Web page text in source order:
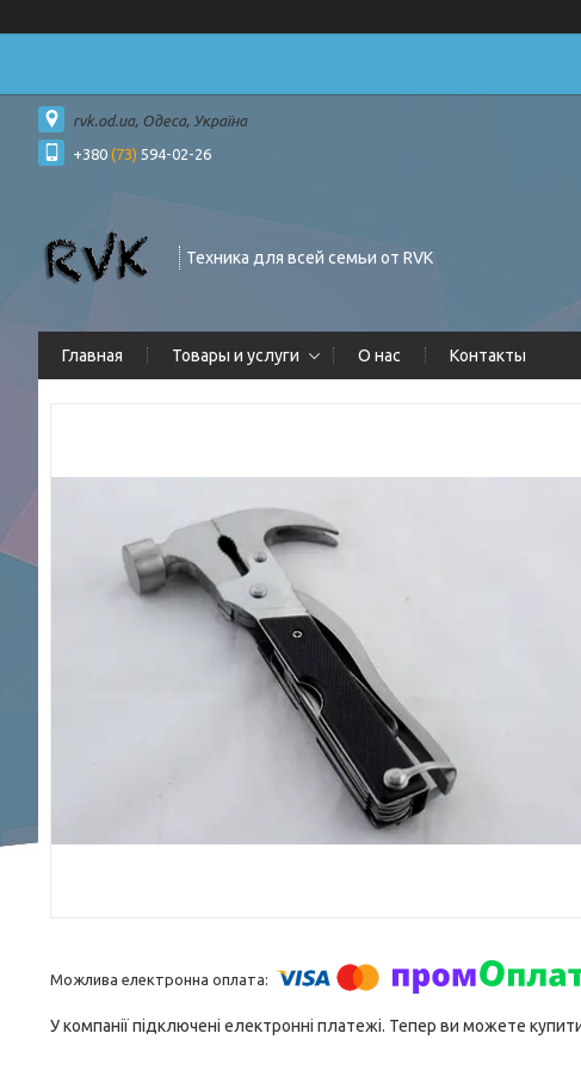
rvk.od.ua, Одеса, Україна
+380 (73) 594-02-26
Техника для всей семьи от RVK
Главная Товары и услуги О нас Контакты
У компанії підключені електронні платежі. Тепер ви можете